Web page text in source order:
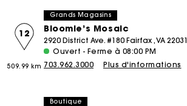
Grands Magasins
Bloomie’s Mosaic
12
509.99 km
2920 District Ave. #180 Fairfax , VA 22031
Ouvert - Ferme à 08:00 PM
703.962.3000
Plus d'informations
Boutique